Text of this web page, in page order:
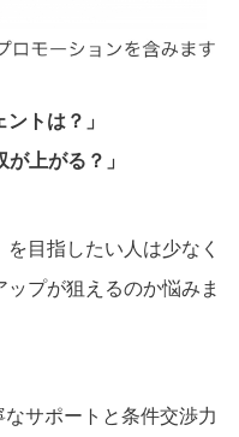
トは？」
上がる？」
目指したい人は少なく
プが狙えるのか悩みま
サポートと条件交渉力